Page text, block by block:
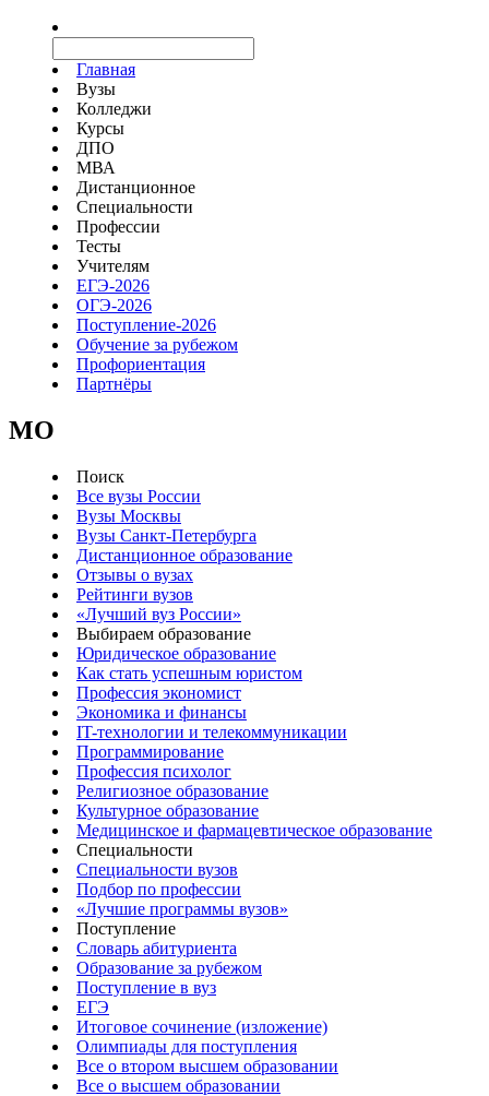
Главная
Вузы
Колледжи
Курсы
ДПО
МВА
Дистанционное
Специальности
Профессии
Тесты
Учителям
ЕГЭ-2026
ОГЭ-2026
Поступление-2026
Обучение за рубежом
Профориентация
Партнёры
MO
Поиск
Все вузы России
Вузы Москвы
Вузы Санкт-Петербурга
Дистанционное образование
Отзывы о вузах
Рейтинги вузов
«Лучший вуз России»
Выбираем образование
Юридическое образование
Как стать успешным юристом
Профессия экономист
Экономика и финансы
IT-технологии и телекоммуникации
Программирование
Профессия психолог
Религиозное образование
Культурное образование
Медицинское и фармацевтическое образование
Специальности
Специальности вузов
Подбор по профессии
«Лучшие программы вузов»
Поступление
Словарь абитуриента
Образование за рубежом
Поступление в вуз
ЕГЭ
Итоговое сочинение (изложение)
Олимпиады для поступления
Все о втором высшем образовании
Все о высшем образовании